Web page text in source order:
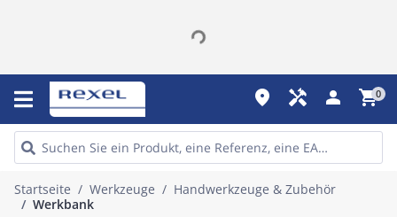
place handyman person shopping_cart0
Startseite Werkzeuge
Handwerkzeuge & Zubehör
Werkbank